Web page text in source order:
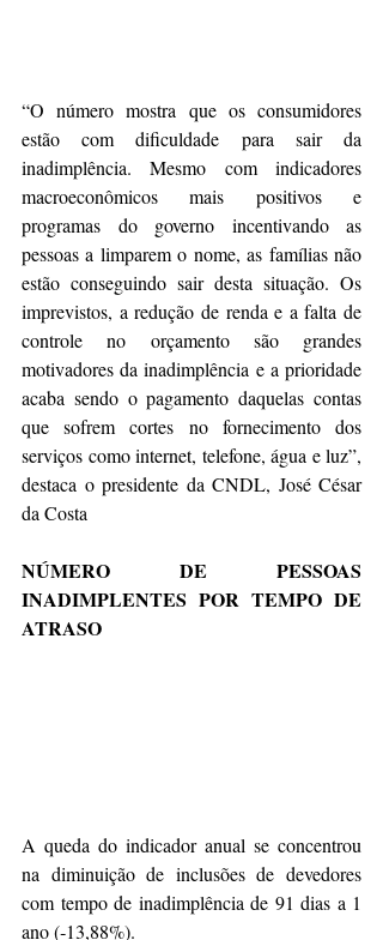
“O número mostra que os consumidores
estão com dificuldade para sair da
inadimplência. Mesmo com indicadores
macroeconômicos mais positivos e
programas do governo incentivando as
pessoas a limparem o nome, as famílias não
estão conseguindo sair desta situação. Os
imprevistos, a redução de renda e a falta de
controle no orçamento são grandes
motivadores da inadimplência e a prioridade
acaba sendo o pagamento daquelas contas
que sofrem cortes no fornecimento dos
serviços como internet, telefone, água e luz”,
destaca o presidente da CNDL, José César
da Costa
NÚMERO DE PESSOAS
INADIMPLENTES POR TEMPO DE
ATRASO
A queda do indicador anual se concentrou
na diminuição de inclusões de devedores
com tempo de inadimplência de 91 dias a 1
ano (‐13,88%).